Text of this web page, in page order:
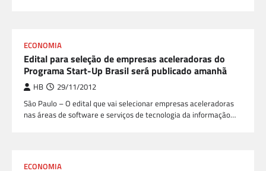
ECONOMIA
Edital para seleção de empresas aceleradoras do
Programa Start-Up Brasil será publicado amanhã
HB 29/11/2012
São Paulo – O edital que vai selecionar empresas aceleradoras
nas áreas de software e serviços de tecnologia da informação…
ECONOMIA